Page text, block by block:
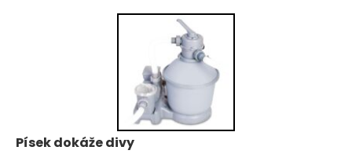
Písek dokáže divy